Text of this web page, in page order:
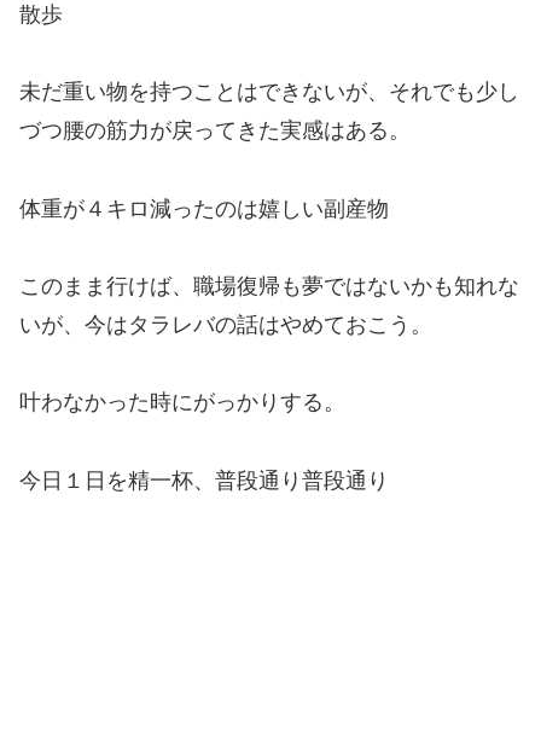
散歩
未だ重い物を持つことはできないが、それでも少し
づつ腰の筋力が戻ってきた実感はある。
体重が４キロ減ったのは嬉しい副産物
このまま行けば、職場復帰も夢ではないかも知れな
いが、今はタラレバの話はやめておこう。
叶わなかった時にがっかりする。
今日１日を精一杯、普段通り普段通り